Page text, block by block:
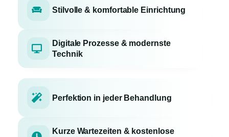
Stilvolle & komfortable Einrichtung
Digitale Prozesse & modernste
Technik
Perfektion in jeder Behandlung
Kurze Wartezeiten & kostenlose